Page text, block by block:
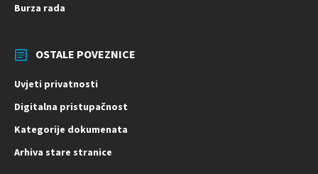
Burza rada
OSTALE POVEZNICE
Uvjeti privatnosti
Digitalna pristupačnost
Kategorije dokumenata
Arhiva stare stranice